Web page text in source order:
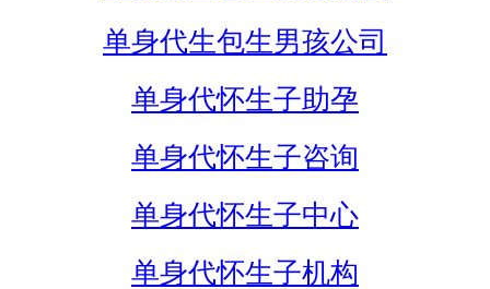
单身代生包生男孩公司
单身代怀生子助孕
单身代怀生子咨询
单身代怀生子中心
单身代怀生子机构